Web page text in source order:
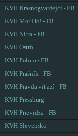
KVH Krasnogvardejci - FB
KVH Mor Ho! - FB
KVH Nitra - FB
KVH Ostrô
KVH Polom - FB
KVH Prašník - FB
KVH Pravda víťazí - FB
KVH Pressburg
KVH Prievidza - FB
KVH Slovensko